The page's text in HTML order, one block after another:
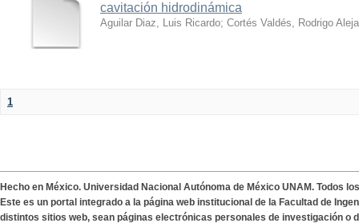
cavitación hidrodinámica
Aguilar Diaz, Luis Ricardo; Cortés Valdés, Rodrigo
1
Hecho en México. Universidad Nacional Autónoma de México UNAM. Todos
Este es un portal integrado a la página web institucional de la Facultad de
distintos sitios web, sean páginas electrónicas personales de investigación o